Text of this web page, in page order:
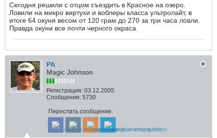
Сегодня решили с отцом съездить в Красное на озеро.
Ловили на микро виртухи и воблеры класса ультролайт, в
итоге 64 окуня весом от 120 грам до 270 за три часа ловли.
Правда окуни все почти черного окраса.
РА
Magic Johnson
Регистрация: 03.12.2005
Сообщения: 5730
Переслать сообщение: